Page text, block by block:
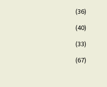
(36)
(40)
(33)
(67)